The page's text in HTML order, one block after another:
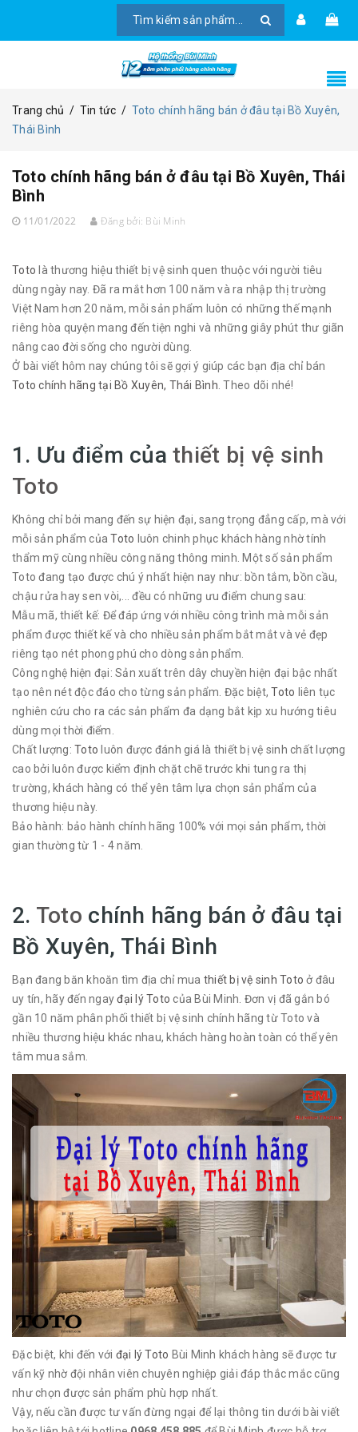
Trang chủ / Tin tức / Toto chính hãng bán ở đâu tại Bồ Xuyên,
Thái Bình
Toto chính hãng bán ở đâu tại Bồ Xuyên, Thái
Bình
11/01/2022 Đăng bởi: Bùi Minh
Toto là thương hiệu thiết bị vệ sinh quen thuộc với người tiêu
dùng ngày nay. Đã ra mắt hơn 100 năm và ra nhập thị trường
Việt Nam hơn 20 năm, mỗi sản phẩm luôn có những thế mạnh
riêng hòa quyện mang đến tiện nghi và những giây phút thư giãn
nâng cao đời sống cho người dùng.
Ở bài viết hôm nay chúng tôi sẽ gợi ý giúp các bạn địa chỉ bán
Toto chính hãng tại Bồ Xuyên, Thái Bình. Theo dõi nhé!
1. Ưu điểm củathiết bị vệ sinh
Toto
Không chỉ bởi mang đến sự hiện đại, sang trọng đẳng cấp, mà với
mỗi sản phẩm củaToto luôn chinh phục khách hàng nhờ tính
thẩm mỹ cùng nhiều công năng thông minh. Một số sản phẩm
Toto đang tạo được chú ý nhất hiện nay như: bồn tắm, bồn cầu,
chậu rửa hay sen vòi,... đều có những ưu điểm chung sau:
Mẫu mã, thiết kế: Để đáp ứng với nhiều công trình mà mỗi sản
phẩm được thiết kế và cho nhiều sản phẩm bắt mắt và vẻ đẹp
riêng tạo nét phong phú cho dòng sản phẩm.
Công nghệ hiện đại: Sản xuất trên dây chuyền hiện đại bậc nhất
tạo nên nét độc đáo cho từng sản phẩm. Đặc biệt,Toto liên tục
nghiên cứu cho ra các sản phẩm đa dạng bắt kịp xu hướng tiêu
dùng mọi thời điểm.
Chất lượng: Toto luôn được đánh giá là thiết bị vệ sinh chất lượng
cao bởi luôn được kiểm định chặt chẽ trước khi tung ra thị
trường, khách hàng có thể yên tâm lựa chọn sản phẩm của
thương hiệu này.
Bảo hành: bảo hành chính hãng 100% với mọi sản phẩm, thời
gian thường từ 1 - 4 năm.
2. Toto chính hãng bán ở đâu tại
Bồ Xuyên, Thái Bình
Bạn đang băn khoăn tìm địa chỉ mua thiết bị vệ sinh Toto ở đâu
uy tín, hãy đến ngayđại lý Toto của Bùi Minh. Đơn vị đã gắn bó
gần 10 năm phân phối thiết bị vệ sinh chính hãng từ Toto và
nhiều thương hiệu khác nhau, khách hàng hoàn toàn có thể yên
tâm mua sắm.
Đặc biệt, khi đến với đại lý Toto Bùi Minh khách hàng sẽ được tư
vấn kỹ nhờ đội nhân viên chuyên nghiệp giải đáp thắc mắc cũng
như chọn được sản phẩm phù hợp nhất.
Vậy, nếu cần được tư vấn đừng ngại để lại thông tin dưới bài viết